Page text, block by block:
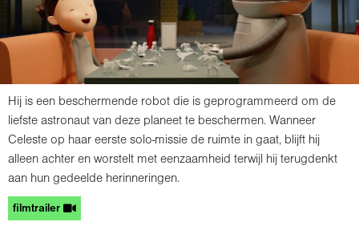
Hij is een beschermende robot die is geprogrammeerd om de
liefste astronaut van deze planeet te beschermen. Wanneer
Celeste op haar eerste solo-missie de ruimte in gaat, blijft hij
alleen achter en worstelt met eenzaamheid terwijl hij terugdenkt
aan hun gedeelde herinneringen.
filmtrailer